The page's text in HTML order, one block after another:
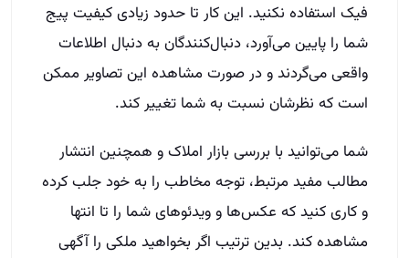
فیک استفاده نکنید. این کار تا حدود زیادی کیفیت پیج
شما را پایین می‌آورد، دنبال‌کنندگان به دنبال اطلاعات
واقعی می‌گردند و در صورت مشاهده این تصاویر ممکن
است که نظرشان نسبت به شما تغییر کند.
شما می‌توانید با بررسی بازار املاک و همچنین انتشار
مطالب مفید مرتبط، توجه مخاطب را به خود جلب کرده
و کاری کنید که عکس‌ها و ویدئوهای شما را تا انتها
مشاهده کند. بدین ترتیب اگر بخواهید ملکی را آگهی